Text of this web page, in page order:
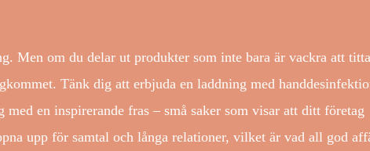
Men om du delar ut produkter som inte bara är vackra att titta
Tänk dig att erbjuda en laddning med
en inspirerande fras – små saker som visar att ditt företag
upp för samtal och långa relationer, vilket är vad all god